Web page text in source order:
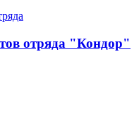
отряда "Кондор"